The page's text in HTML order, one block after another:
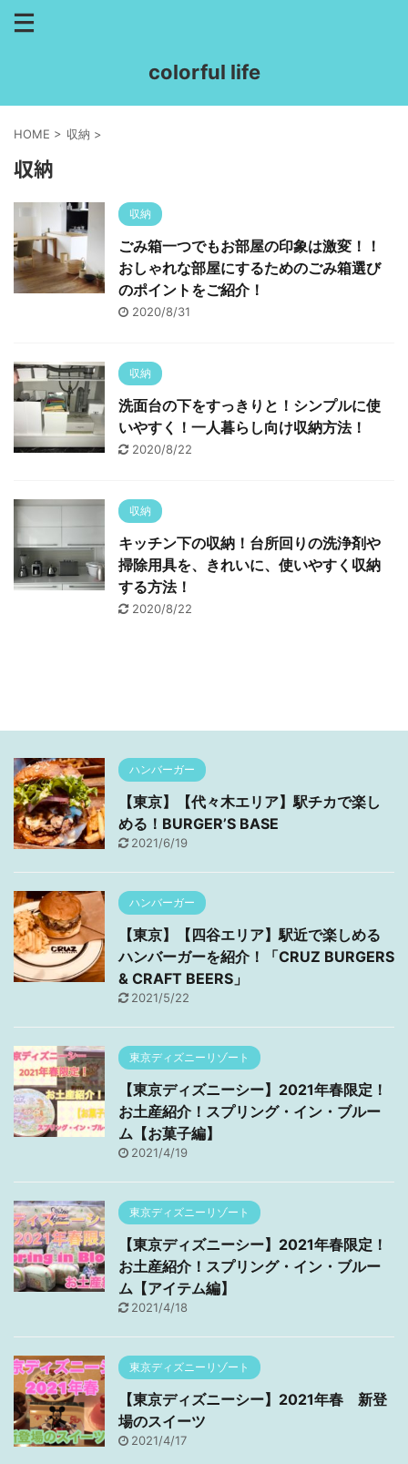
colorful life
HOME > 収納 >
収納
収納
ごみ箱一つでもお部屋の印象は激変！！
おしゃれな部屋にするためのごみ箱選び
のポイントをご紹介！
2020/8/31
収納
洗面台の下をすっきりと！シンプルに使
いやすく！一人暮らし向け収納方法！
2020/8/22
収納
キッチン下の収納！台所回りの洗浄剤や
掃除用具を、きれいに、使いやすく収納
する方法！
2020/8/22
ハンバーガー
【東京】【代々木エリア】駅チカで楽し
める！BURGER’S BASE
2021/6/19
ハンバーガー
【東京】【四谷エリア】駅近で楽しめる
ハンバーガーを紹介！「CRUZ BURGERS
& CRAFT BEERS」
2021/5/22
東京ディズニーリゾート
【東京ディズニーシー】2021年春限定！
お土産紹介！スプリング・イン・ブルー
ム【お菓子編】
2021/4/19
東京ディズニーリゾート
【東京ディズニーシー】2021年春限定！
お土産紹介！スプリング・イン・ブルー
ム【アイテム編】
2021/4/18
東京ディズニーリゾート
【東京ディズニーシー】2021年春 新登
場のスイーツ
2021/4/17